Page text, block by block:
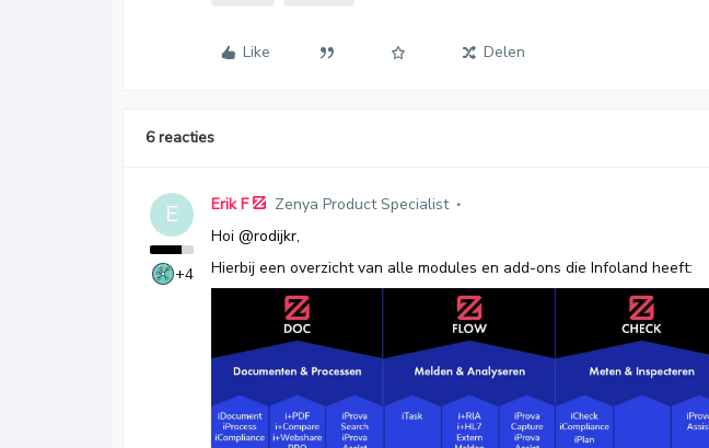
Like Delen
6 reacties
E
+4
Erik F Zenya Product Specialist
Hoi @rodijkr,
Hierbij een overzicht van alle modules en add-ons die Infoland heeft: